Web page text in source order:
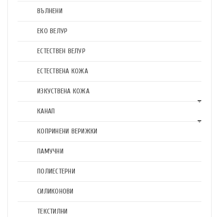
ВЪЛНЕНИ
ЕКО ВЕЛУР
ЕСТЕСТВЕН ВЕЛУР
ЕСТЕСТВЕНА КОЖА
ИЗКУСТВЕНА КОЖА
КАНАП
КОПРИНЕНИ ВЕРИЖКИ
ПАМУЧНИ
ПОЛИЕСТЕРНИ
СИЛИКОНОВИ
ТЕКСТИЛНИ